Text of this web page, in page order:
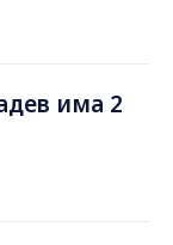
има 2